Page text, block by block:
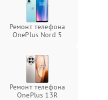
Ремонт телефона
OnePlus Nord 5
Ремонт телефона
OnePlus 13R